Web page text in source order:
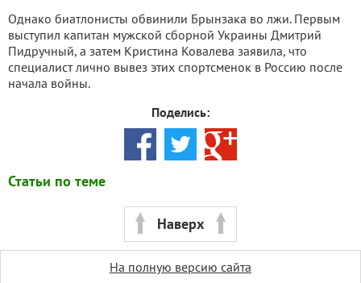
Однако биатлонисты обвинили Брынзака во лжи. Первым
выступил капитан мужской сборной Украины Дмитрий
Пидручный, а затем Кристина Ковалева заявила, что
специалист лично вывез этих спортсменок в Россию после
начала войны.
Поделись:
Статьи по теме
Наверх
На полную версию сайта